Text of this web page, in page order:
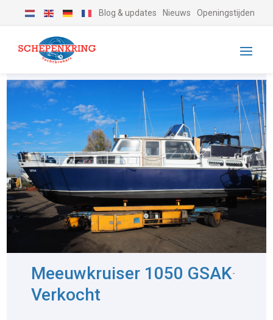
Blog & updates Nieuws Openingstijden
Meeuwkruiser 1050 GSAK-
Verkocht